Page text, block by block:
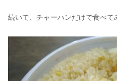
続いて、チャーハンだけで食べて